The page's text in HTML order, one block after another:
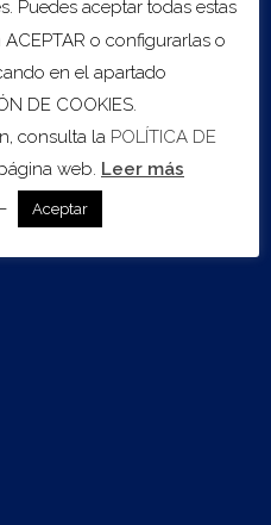
Puedes aceptar todas estas
o configurarlas o
en el apartado
DE COOKIES.
consulta la POLÍTICA DE
web. Leer más
– Aceptar